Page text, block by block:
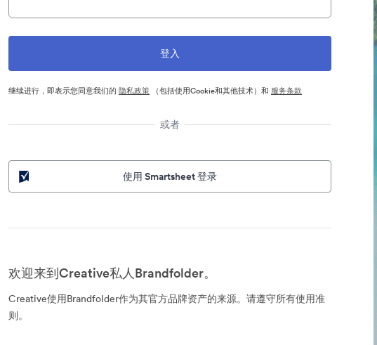
继续进行，即表示您同意我们的 隐私政策 （包括使用Cookie和其他技术）和 服务条款
或者
使用 Smartsheet 登录
欢迎来到Creative私人Brandfolder。
Creative使用Brandfolder作为其官方品牌资产的来源。请遵守所有使用准
则。